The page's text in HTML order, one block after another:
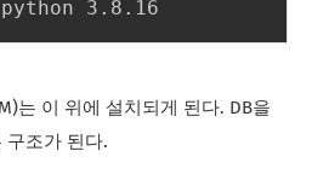
는 이 위에 설치되게 된다. DB을
구조가 된다.